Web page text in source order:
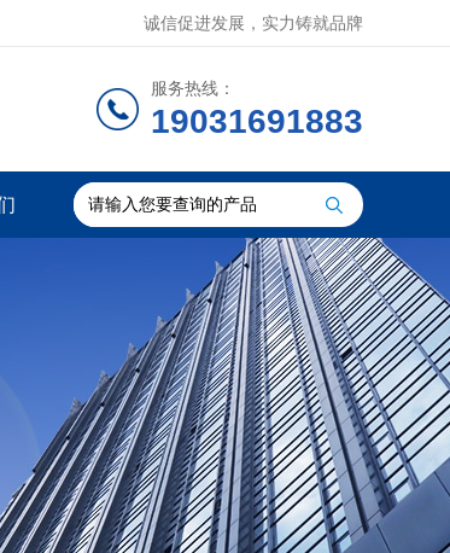
诚信促进发展，实力铸就品牌
服务热线：
19031691883